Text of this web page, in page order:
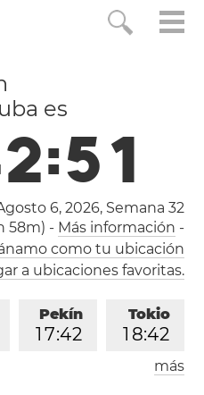
es
2:52
6, 2026, Semana 32
58m) - Más información -
como tu ubicación
a ubicaciones favoritas.
Tokio
1 8:42
Pekín
1 7:42
Londres
más